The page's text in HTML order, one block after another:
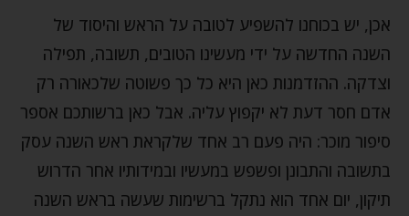
אכן, יש בכוחנו להשפיע לטובה על הראש והיסוד של
השנה החדשה על ידי מעשינו הטובים, תשובה, תפילה
וצדקה. ההזדמנות כאן היא כל כך פשוטה שלכאורה רק
אדם חסר דעת לא יקפוץ עליה. אבל כאן ברשותכם אספר
סיפור מוכר: היה פעם רב אחד שלקראת ראש השנה עסק
בתשובה והתבונן ופשפש במעשיו ובמידותיו אחר הדרוש
תיקון, יום אחד הוא נתקל ברשימות שעשה בראש השנה